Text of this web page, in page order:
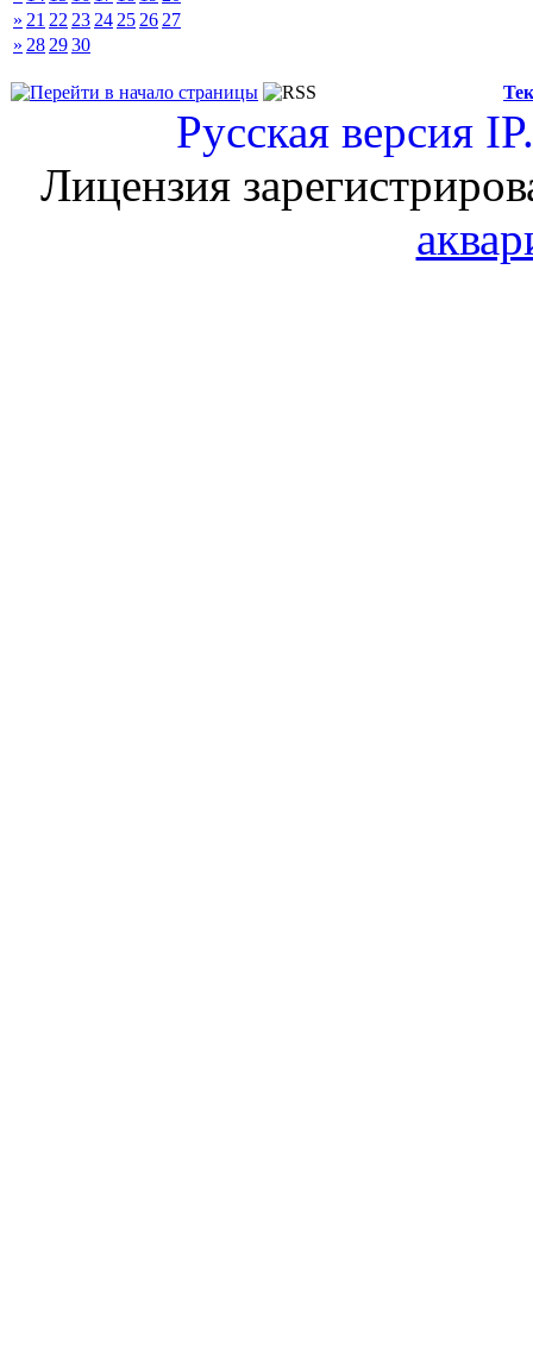
» 21 22 23 24 25 26 27
» 28 2930
Русская версия
Лицензия